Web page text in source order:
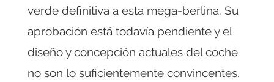
verde definitiva a esta mega-berlina. Su
aprobación está todavía pendiente y el
diseño y concepción actuales del coche
no son lo suficientemente convincentes.